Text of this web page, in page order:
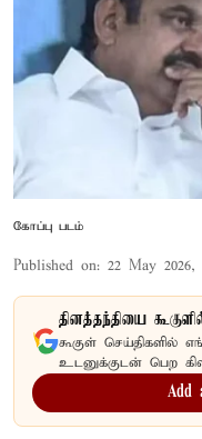
கோப்பு படம்
Published on: 22 May 2026,
தினத்தந்தியை
கூகுள் செய்திகளில்
உடனுக்குடன் பெற
Add